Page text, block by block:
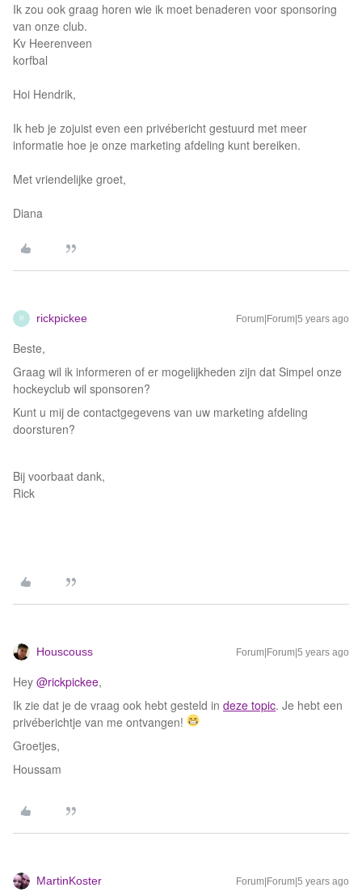
Ik zou ook graag horen wie ik moet benaderen voor sponsoring
van onze club.
Kv Heerenveen
korfbal
Hoi Hendrik,
Ik heb je zojuist even een privébericht gestuurd met meer
informatie hoe je onze marketing afdeling kunt bereiken.
Met vriendelijke groet,
Diana
R rickpickee Forum|Forum|5 years ago
Beste,
Graag wil ik informeren of er mogelijkheden zijn dat Simpel onze
hockeyclub wil sponsoren?
Kunt u mij de contactgegevens van uw marketing afdeling
doorsturen?
Bij voorbaat dank,
Rick
Houscouss Forum|Forum|5 years ago
Hey @rickpickee,
Ik zie dat je de vraag ook hebt gesteld in deze topic. Je hebt een
privéberichtje van me ontvangen!
Groetjes,
Houssam
MartinKoster Forum|Forum|5 years ago